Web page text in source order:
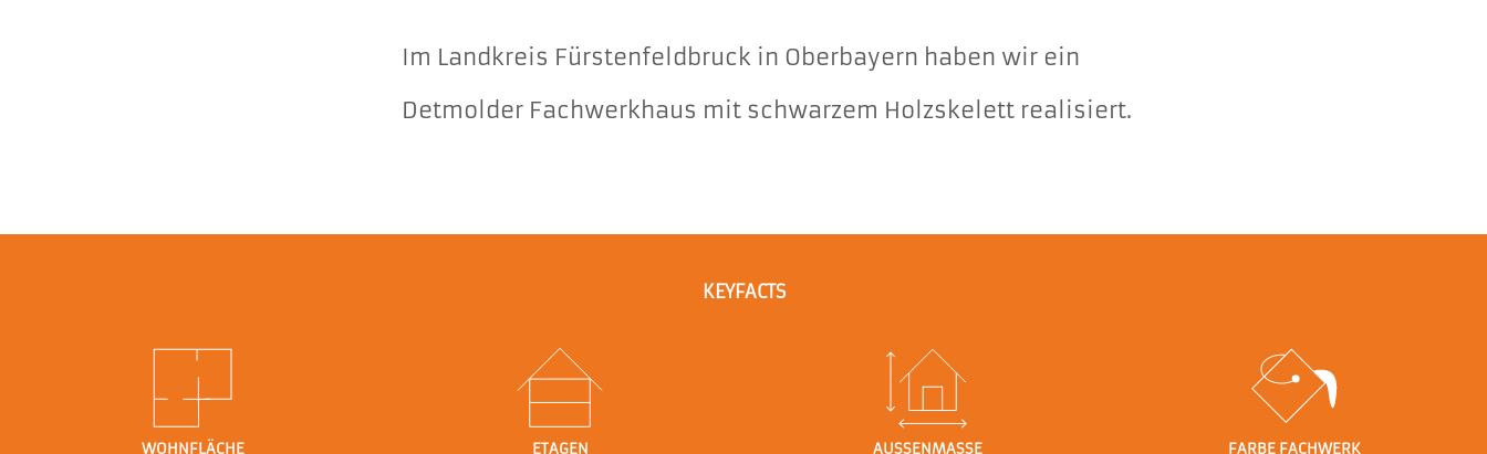
Im Landkreis Fürstenfeldbruck in Oberbayern haben wir ein
Detmolder Fachwerkhaus mit schwarzem Holzskelett realisiert.
KEYFACTS
WOHNFLÄCHE
ETAGEN
AUSSENMASSE
FARBE FACHWERK